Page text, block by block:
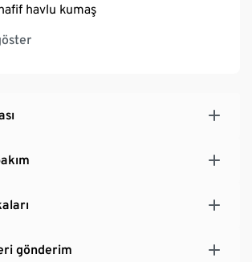
havlu kumaş
içerikli yumuşak kumaş
gönderim